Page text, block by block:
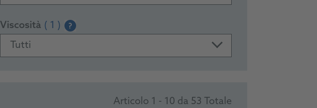
Viscosità ( 1 ) ?
Tutti
Articolo 1 - 10 da 53 Totale